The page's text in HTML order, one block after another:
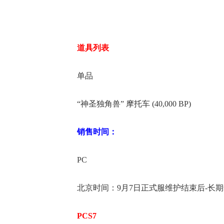
道具列表
单品
“神圣独角兽” 摩托车 (40,000 BP)
销售时间：
PC
北京时间：9月7日正式服维护结束后-长
PCS7